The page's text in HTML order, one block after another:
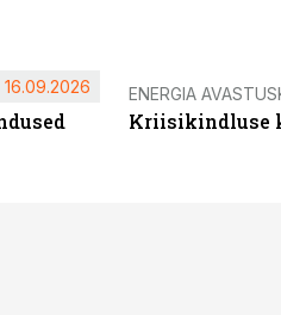
16.09.2026 ENERGIA
Kriisikindluse